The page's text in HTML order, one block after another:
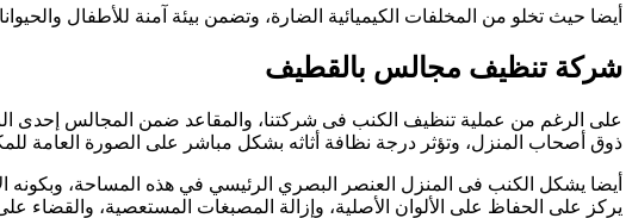
أيضا حيث تخلو من المخلفات الكيميائية الضارة، وتضمن بيئة آمنة للأطفال
شركة تنظيف مجالس بالقطيف
على الرغم من عملية تنظيف الكنب فى شركتنا، والمقاعد ضمن المجالس إحدى
ذوق أصحاب المنزل، وتؤثر درجة نظافة أثاثه بشكل مباشر على الصورة العامة
أيضا يشكل الكنب فى المنزل العنصر البصري الرئيسي في هذه المساحة،
يركز على الحفاظ على الألوان الأصلية، وإزالة المصبغات المستعصية، والقضاء